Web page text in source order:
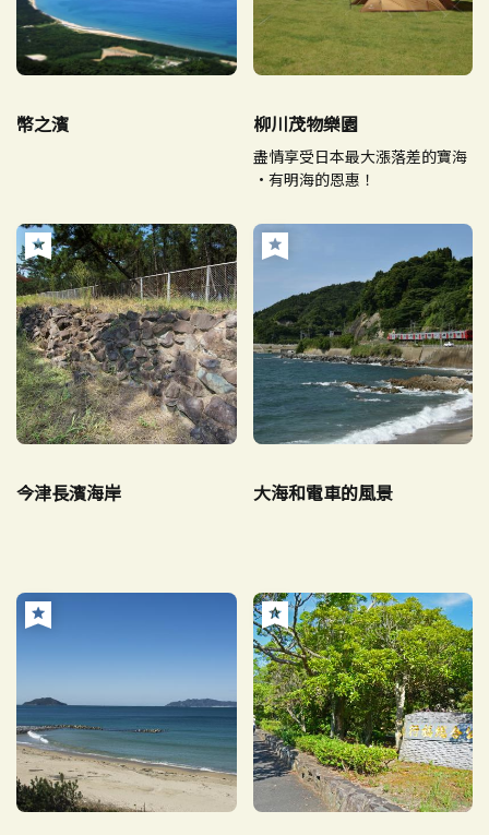
幣之濱 柳川茂物樂園
盡情享受日本最大漲落差的寶海
·有明海的恩惠！
今津長濱海岸 大海和電車的風景